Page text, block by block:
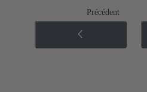
Précédent